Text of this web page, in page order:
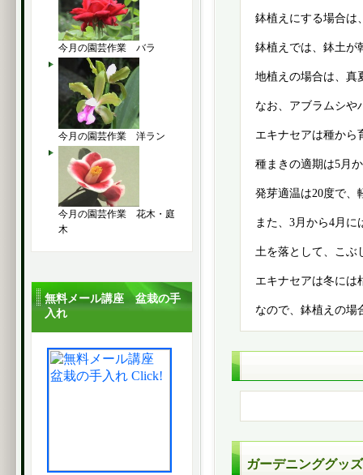
鉢植えにする場合は
鉢植えでは、鉢土が
地植えの場合は、真
なお、アブラムシや
エキナセアは種から
種まきの適期は5月
発芽適温は20度で、
また、3月から4月
土を落として、こぶ
エキナセアは冬には
なので、鉢植えの場
ガーデニンググッ
今月の園芸作業 バラ
今月の園芸作業 洋ラン
今月の園芸作業 花木・庭
木
無料メール講座 盆栽の手
入れ